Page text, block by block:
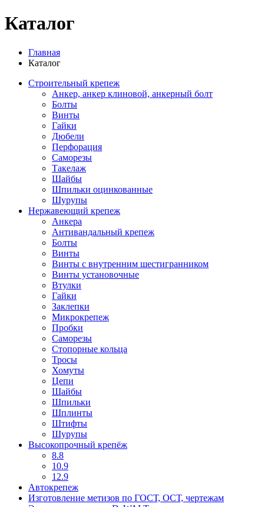
Каталог
Главная
Каталог
Строительный крепеж
Анкер, анкер клиновой, анкерный болт
Болты
Винты
Гайки
Дюбели
Перфорация
Саморезы
Такелаж
Шайбы
Шпильки оцинкованные
Шурупы
Нержавеющий крепеж
Анкера
Антивандальный крепеж
Болты
Винты
Винты с внутренним шестигранником
Винты установочные
Втулки
Гайки
Заклепки
Микрокрепеж
Пробки
Саморезы
Стопорные кольца
Тросы
Хомуты
Цепи
Шайбы
Шпильки
Шплинты
Штифты
Шурупы
Высокопрочный крепёж
8.8
10.9
12.9
Автокрепеж
Изготовление метизов по ГОСТ, ОСТ, чертежам